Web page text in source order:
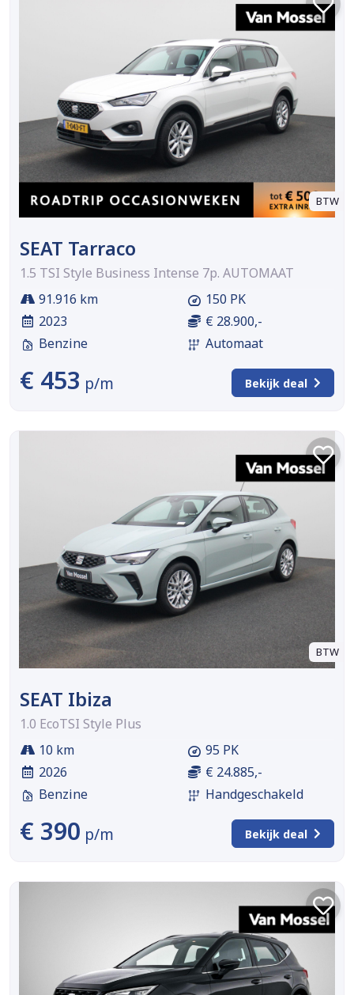
BTW
SEAT Tarraco
1.5 TSI Style Business Intense 7p. AUTOMAAT
91.916 km
2023
Benzine
150 PK
€ 28.900,-
Automaat
€ 453 p/m Bekijk deal
BTW
SEAT Ibiza
1.0 EcoTSI Style Plus
10 km
2026
Benzine
95 PK
€ 24.885,-
Handgeschakeld
€ 390 p/m Bekijk deal